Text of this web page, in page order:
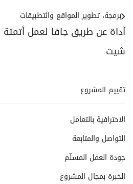
آداة عن طريق جافا لعمل
شيت
برمجة، تطوير المواقع والتطبيقات
تقييم المشروع
الاحترافية بالتعامل
التواصل والمتابعة
جودة العمل المسلّم
الخبرة بمجال المشروع